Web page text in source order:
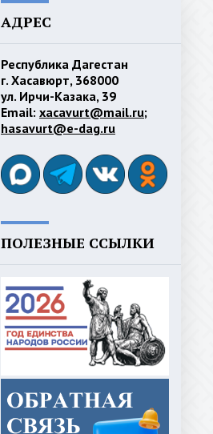
АДРЕС
Республика Дагестан
г. Хасавюрт, 368000
ул. Ирчи-Казака, 39
Email: xacavurt@mail.ru;
hasavurt@e-dag.ru
ПОЛЕЗНЫЕ ССЫЛКИ